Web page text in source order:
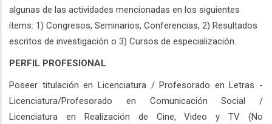
algunas de las actividades mencionadas en los siguientes
ítems: 1) Congresos, Seminarios, Conferencias, 2) Resultados
escritos de investigación o 3) Cursos de especialización.
PERFIL PROFESIONAL
Poseer titulación en Licenciatura / Profesorado en Letras -
Licenciatura/Profesorado en Comunicación Social /
Licenciatura en Realización de Cine, Video y TV (No